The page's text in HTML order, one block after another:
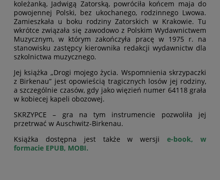
koleżanką, Jadwigą Zatorską, powróciła końcem maja do
powojennej Polski, bez ukochanego, rodzinnego Lwowa.
Zamieszkała u boku rodziny Zatorskich w Krakowie. Tu
wkrótce związała się zawodowo z Polskim Wydawnictwem
Muzycznym, w którym zakończyła pracę w 1975 r. na
stanowisku zastępcy kierownika redakcji wydawnictw dla
szkolnictwa muzycznego.
Jej książka „Drogi mojego życia. Wspomnienia skrzypaczki
z Birkenau” jest opowieścią tragicznych losów jej rodziny,
a szczególnie czasów, gdy jako więzień numer 64118 grała
w kobiecej kapeli obozowej.
SKRZYPCE – gra na tym instrumencie pozwoliła jej
przetrwać w Auschwitz-Birkenau.
Książka dostępna jest także w wersjie-book, w
formacie EPUB, MOBI.